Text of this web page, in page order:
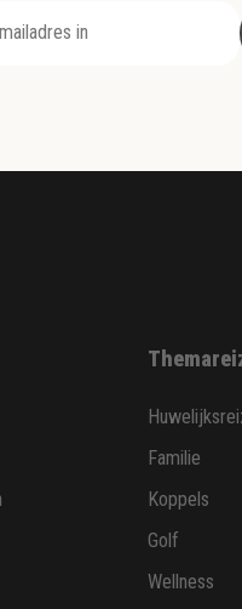
Familie
Koppels
Golf
Wellness